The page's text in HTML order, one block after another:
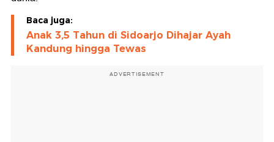
Baca juga:
Anak 3,5 Tahun di Sidoarjo Dihajar Ayah
Kandung hingga Tewas
ADVERTISEMENT